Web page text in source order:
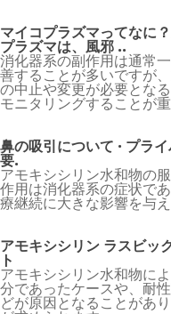
マイコプラズマってなに
プラズマは、風邪 ..
消化器系の副作用は通常
善することが多いですが
の中止や変更が必要とな
モニタリングすることが
鼻の吸引について · プラ
要.
アモキシシリン水和物の
作用は消化器系の症状で
療継続に大きな影響を与
アモキシシリン ラスビッ
ト
アモキシシリン水和物に
分であったケースや、耐
どが原因となることがあ